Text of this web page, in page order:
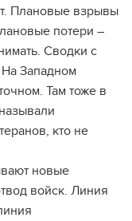
Плановые взрывы
потери –
Сводки с
Западном
Там тоже в
кто не
новые
войск. Линия